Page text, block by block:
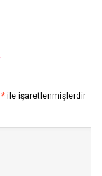
* ile işaretlenmişlerdir